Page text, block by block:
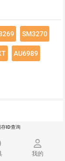
我的
SM3270
AU6989
存ID查询